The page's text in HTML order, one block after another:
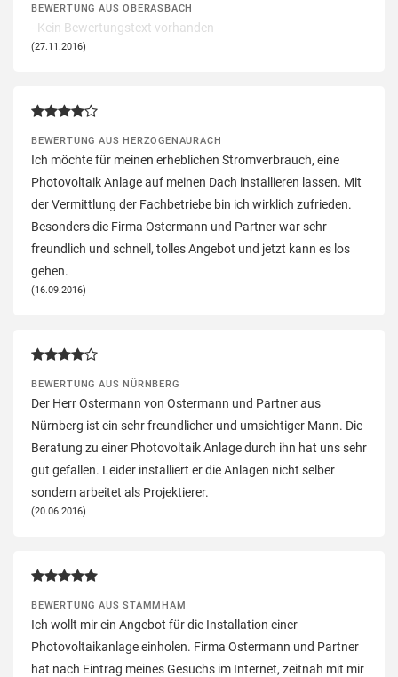
BEWERTUNG AUS OBERASBACH
- Kein Bewertungstext vorhanden -
(27.11.2016)
BEWERTUNG AUS HERZOGENAURACH
Ich möchte für meinen erheblichen Stromverbrauch, eine
Photovoltaik Anlage auf meinen Dach installieren lassen. Mit
der Vermittlung der Fachbetriebe bin ich wirklich zufrieden.
Besonders die Firma Ostermann und Partner war sehr
freundlich und schnell, tolles Angebot und jetzt kann es los
gehen.
(16.09.2016)
BEWERTUNG AUS NÜRNBERG
Der Herr Ostermann von Ostermann und Partner aus
Nürnberg ist ein sehr freundlicher und umsichtiger Mann. Die
Beratung zu einer Photovoltaik Anlage durch ihn hat uns sehr
gut gefallen. Leider installiert er die Anlagen nicht selber
sondern arbeitet als Projektierer.
(20.06.2016)
BEWERTUNG AUS STAMMHAM
Ich wollt mir ein Angebot für die Installation einer
Photovoltaikanlage einholen. Firma Ostermann und Partner
hat nach Eintrag meines Gesuchs im Internet, zeitnah mit mir